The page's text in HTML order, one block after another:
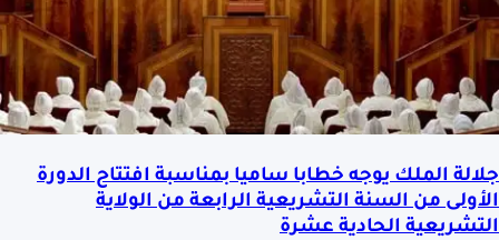
جلالة الملك يوجه خطابا ساميا بمناسبة افتتاح الدورة
الأولى من السنة التشريعية الرابعة من الولاية
التشريعية الحادية عشرة